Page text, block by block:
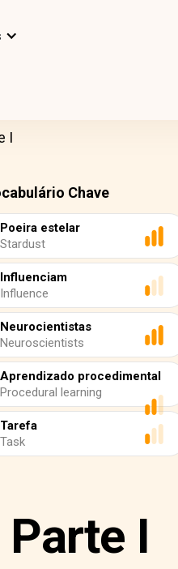
I
Chave
Poeira estelar
Stardust
Influenciam
Influence
Neurocientistas
Neuroscientists
Aprendizado procedimental
Procedural learning
Tarefa
Task
I